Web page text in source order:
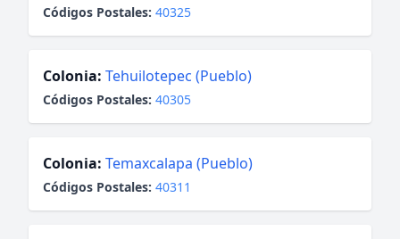
Códigos Postales: 40325
Colonia: Tehuilotepec (Pueblo)
Códigos Postales: 40305
Colonia: Temaxcalapa (Pueblo)
Códigos Postales: 40311